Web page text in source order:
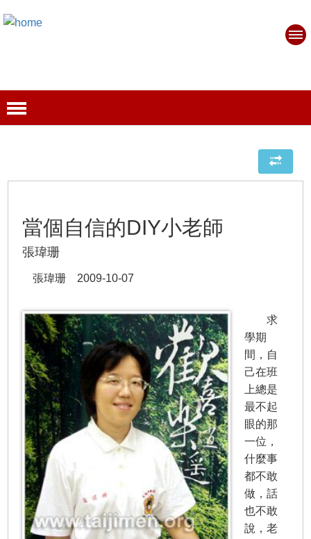
當個自信的DIY小老師
張瑋珊
張瑋珊 2009-10-07
求
學期
間，自
己在班
上總是
最不起
眼的那
一位，
什麼事
都不敢
做，話
也不敢
說，老